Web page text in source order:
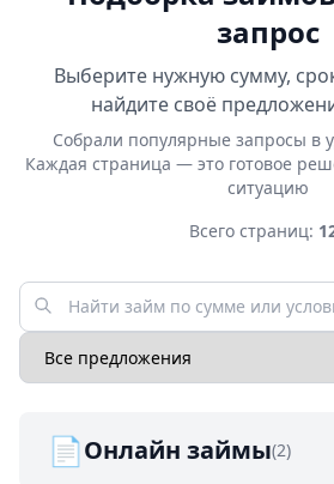
запрос
Выберите нужную сумму,
найдите своё
Собрали популярные запросы в
Каждая страница — это готовое
ситуацию
Всего страниц:
📄Онлайн займы(2)